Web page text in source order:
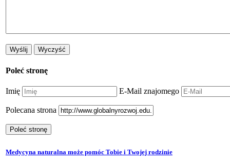
Poleć stronę
Imię E-Mail znajomego
Polecana strona
Medycyna naturalna może pomóc Tobie i Twojej rodzinie